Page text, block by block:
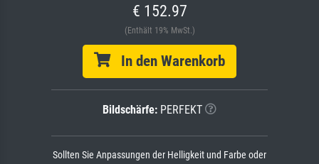
€ 152.97
(Enthält 19% MwSt.)
In den Warenkorb
Bildschärfe: PERFEKT
Sollten Sie Anpassungen der Helligkeit und Farbe oder